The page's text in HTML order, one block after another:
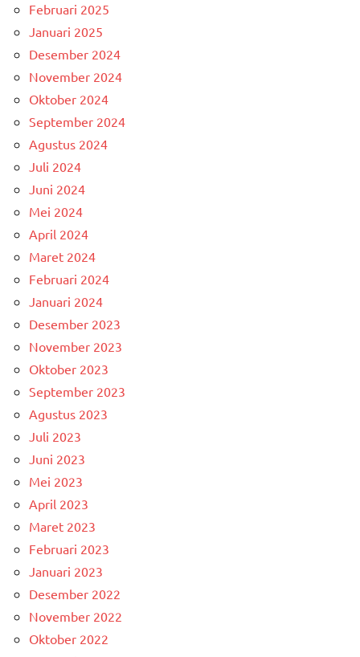
Februari 2025
Januari 2025
Desember 2024
November 2024
Oktober 2024
September 2024
Agustus 2024
Juli 2024
Juni 2024
Mei 2024
April 2024
Maret 2024
Februari 2024
Januari 2024
Desember 2023
November 2023
Oktober 2023
September 2023
Agustus 2023
Juli 2023
Juni 2023
Mei 2023
April 2023
Maret 2023
Februari 2023
Januari 2023
Desember 2022
November 2022
Oktober 2022